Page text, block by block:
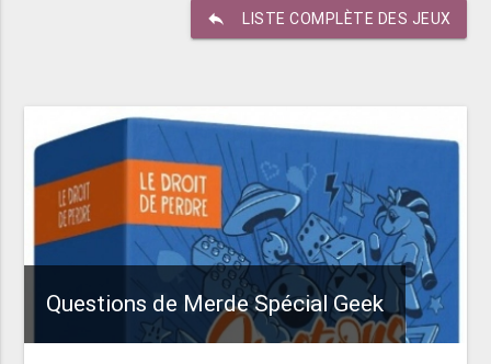
reply LISTE COMPLÈTE DES JEUX
Questions de Merde Spécial Geek